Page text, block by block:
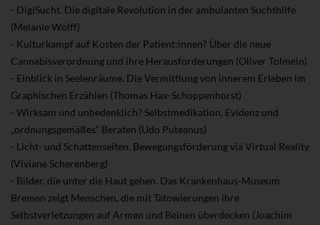
- DigiSucht. Die digitale Revolution in der ambulanten Suchthilfe
(Melanie Wolff)
- Kulturkampf auf Kosten der Patient:innen? Über die neue
Cannabisverordnung und ihre Herausforderungen (Oliver Tolmein)
- Einblick in Seelenräume. Die Vermittlung von innerem Erleben im
Graphischen Erzählen (Thomas Hax-Schoppenhorst)
- Wirksam und unbedenklich? Selbstmedikation, Evidenz und
„ordnungsgemäßes“ Beraten (Udo Puteanus)
- Licht- und Schattenseiten. Bewegungsförderung via Virtual Reality
(Viviane Scherenberg)
- Bilder, die unter die Haut gehen. Das Krankenhaus-Museum
Bremen zeigt Menschen, die mit Tätowierungen ihre
Selbstverletzungen auf Armen und Beinen überdecken (Joachim